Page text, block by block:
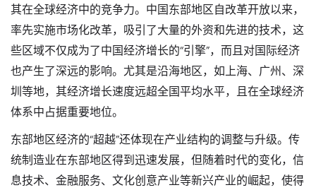
其在全球经济中的竞争力。中国东部地区自改革开放以来，
率先实施市场化改革，吸引了大量的外资和先进的技术，这
些区域不仅成为了中国经济增长的“引擎”，而且对国际经济
也产生了深远的影响。尤其是沿海地区，如上海、广州、深
圳等地，其经济增长速度远超全国平均水平，且在全球经济
体系中占据重要地位。
东部地区经济的“超越”还体现在产业结构的调整与升级。传
统制造业在东部地区得到迅速发展，但随着时代的变化，信
息技术、金融服务、文化创意产业等新兴产业的崛起，使得